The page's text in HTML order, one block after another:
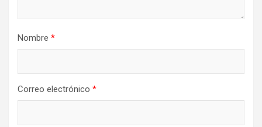
Nombre *
Correo electrónico *